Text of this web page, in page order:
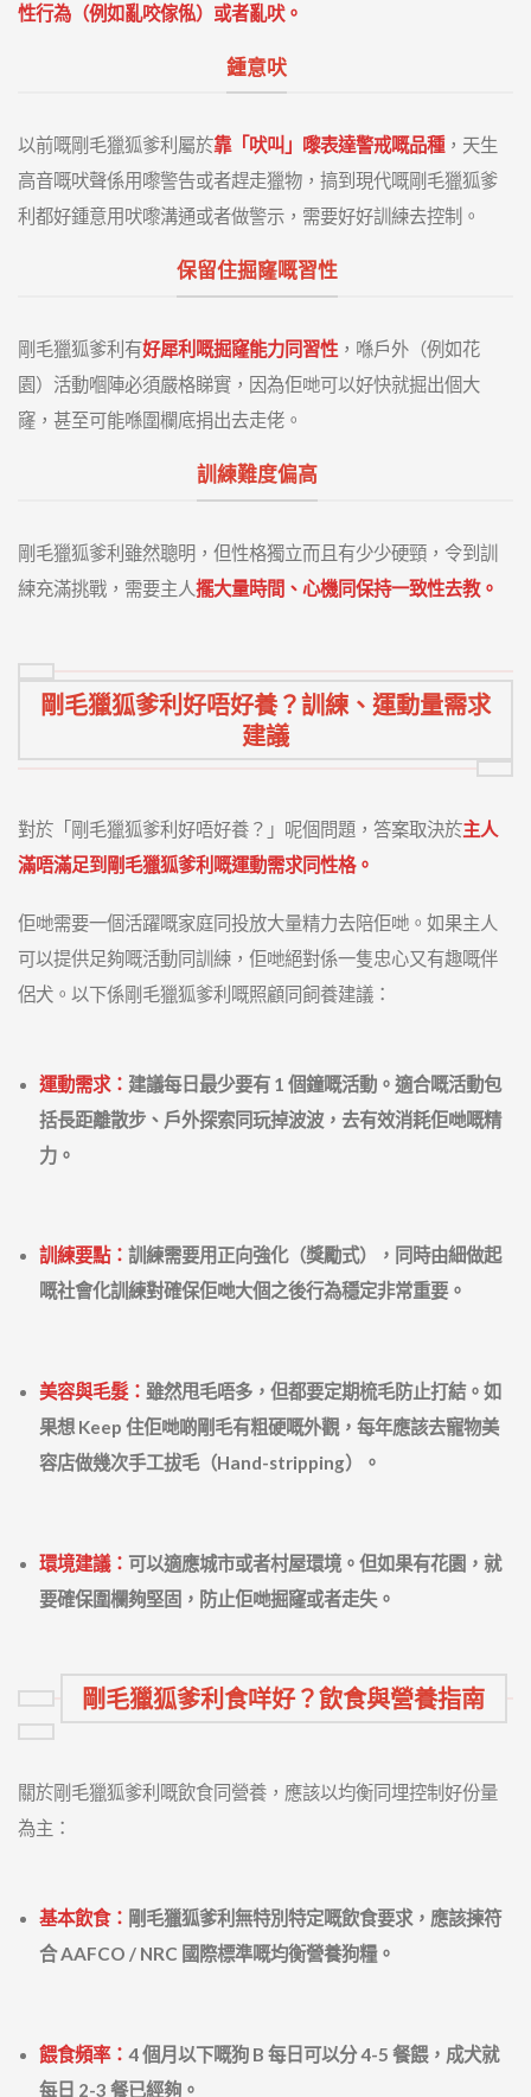
性行為（例如亂咬傢俬）或者亂吠。
鍾意吠
以前嘅剛毛獵狐爹利屬於靠「吠叫」嚟表達警戒嘅品種，天生
高音嘅吠聲係用嚟警告或者趕走獵物，搞到現代嘅剛毛獵狐爹
利都好鍾意用吠嚟溝通或者做警示，需要好好訓練去控制。
保留住掘窿嘅習性
剛毛獵狐爹利有好犀利嘅掘窿能力同習性 ，喺戶外（例如花
園）活動嗰陣必須嚴格睇實，因為佢哋可以好快就掘出個大
窿，甚至可能喺圍欄底捐出去走佬。
訓練難度偏高
剛毛獵狐爹利雖然聰明，但性格獨立而且有少少硬頸，令到訓
練充滿挑戰，需要主人擺大量時間、心機同保持一致性去教。
剛毛獵狐爹利好唔好養？訓練、運動量需求
建議
對於「剛毛獵狐爹利好唔好養？」呢個問題，答案取決於主人
滿唔滿足到剛毛獵狐爹利嘅運動需求同性格。
佢哋需要一個活躍嘅家庭同投放大量精力去陪佢哋。如果主人
可以提供足夠嘅活動同訓練，佢哋絕對係一隻忠心又有趣嘅伴
侶犬。以下係剛毛獵狐爹利嘅照顧同飼養建議：
運動需求： 建議每日最少要有 1 個鐘嘅活動。適合嘅活動包
括長距離散步、戶外探索同玩掉波波，去有效消耗佢哋嘅精
力。
訓練要點：訓練需要用正向強化（獎勵式），同時由細做起
嘅社會化訓練對確保佢哋大個之後行為穩定非常重要。
美容與毛髮： 雖然甩毛唔多，但都要定期梳毛防止打結。如
果想 Keep 住佢哋啲剛毛有粗硬嘅外觀，每年應該去寵物美
容店做幾次手工拔毛（Hand-stripping）。
環境建議： 可以適應城市或者村屋環境。但如果有花園，就
要確保圍欄夠堅固，防止佢哋掘窿或者走失。
剛毛獵狐爹利食咩好？飲食與營養指南
關於剛毛獵狐爹利嘅飲食同營養，應該以均衡同埋控制好份量
為主：
基本飲食： 剛毛獵狐爹利無特別特定嘅飲食要求，應該揀符
合 AAFCO / NRC 國際標準嘅均衡營養狗糧。
餵食頻率：4 個月以下嘅狗 B 每日可以分 4-5 餐餵，成犬就
每日 2-3 餐已經夠。